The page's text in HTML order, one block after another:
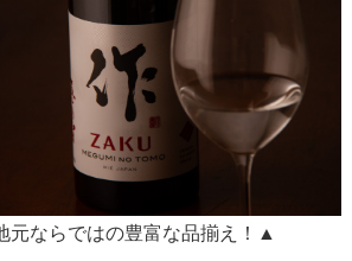
元ならではの豊富な品揃え！▲